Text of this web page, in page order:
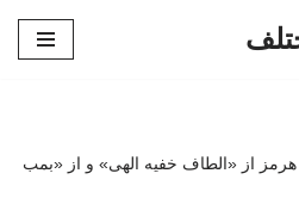
از «الطاف خفیه الهی» و از «بمب